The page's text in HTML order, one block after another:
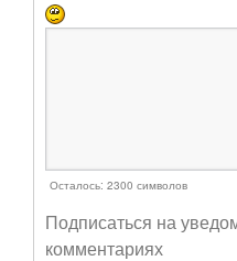
Осталось: 2300 символов
Подписаться на
комментариях